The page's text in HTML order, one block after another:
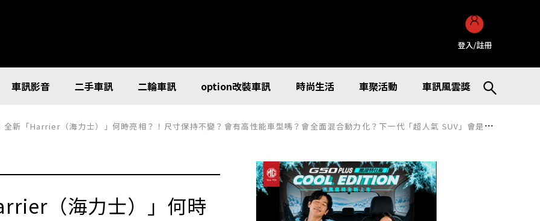
登入/註冊
車訊影音 二手車訊 二輪車訊 option改裝車訊 時尚生活 車聚活動 車訊風雲獎
新「Harrier（海力士）」何時亮相？！尺寸保持不變？會有高性能車型嗎？會全面混合動力化？下一代「超人氣 SUV」會是怎樣的車？
（海力士）」何時